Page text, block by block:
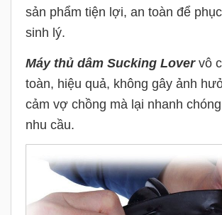
sản phẩm tiện lợi, an toàn để
sinh lý.
Máy thủ dâm Sucking Lover vô
toàn, hiệu quả, không gây ảnh
cảm vợ chồng mà lại nhanh
nhu cầu.